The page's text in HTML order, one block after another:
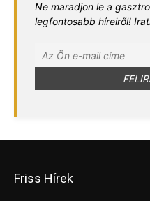
Ne maradjon le a
legfontosabb híreiről!
Friss Hírek